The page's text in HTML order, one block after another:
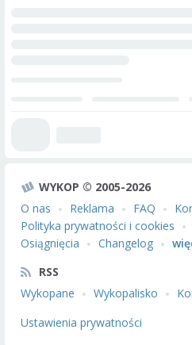
WYKOP © 2005-2026
O nas
Reklama FAQ
Polityka prywatności i cookies
Osiągnięcia
Changelog
RSS
Wykopane
Wykopalisko
Ustawienia prywatności